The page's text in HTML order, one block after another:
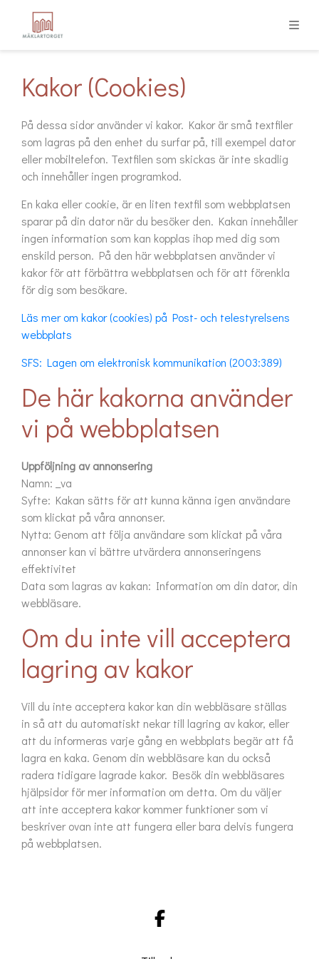
Kakor (Cookies)
På dessa sidor använder vi kakor. Kakor är små textfiler
som lagras på den enhet du surfar på, till exempel dator
eller mobiltelefon. Textfilen som skickas är inte skadlig
och innehåller ingen programkod.
En kaka eller cookie, är en liten textfil som webbplatsen
sparar på din dator när du besöker den. Kakan innehåller
ingen information som kan kopplas ihop med dig som
enskild person. På den här webbplatsen använder vi
kakor för att förbättra webbplatsen och för att förenkla
för dig som besökare.
Läs mer om kakor (cookies) på Post- och telestyrelsens
webbplats
SFS: Lagen om elektronisk kommunikation (2003:389)
De här kakorna använder
vi på webbplatsen
Uppföljning av annonsering
Namn: _va
Syfte: Kakan sätts för att kunna känna igen användare
som klickat på våra annonser.
Nytta: Genom att följa användare som klickat på våra
annonser kan vi bättre utvärdera annonseringens
effektivitet
Data som lagras av kakan: Information om din dator, din
webbläsare.
Om du inte vill acceptera
lagring av kakor
Vill du inte acceptera kakor kan din webbläsare ställas
in så att du automatiskt nekar till lagring av kakor, eller
att du informeras varje gång en webbplats begär att få
lagra en kaka. Genom din webbläsare kan du också
radera tidigare lagrade kakor. Besök din webbläsares
hjälpsidor för mer information om detta. Om du väljer
att inte acceptera kakor kommer funktioner som vi
beskriver ovan inte att fungera eller bara delvis fungera
på webbplatsen.